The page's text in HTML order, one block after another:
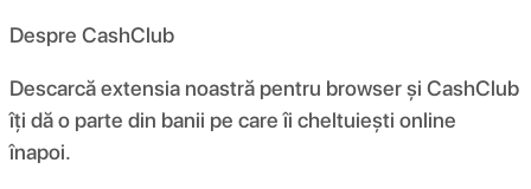
Despre CashClub
Descarcă extensia noastră pentru browser și CashClub
îți dă o parte din banii pe care îi cheltuiești online
înapoi.